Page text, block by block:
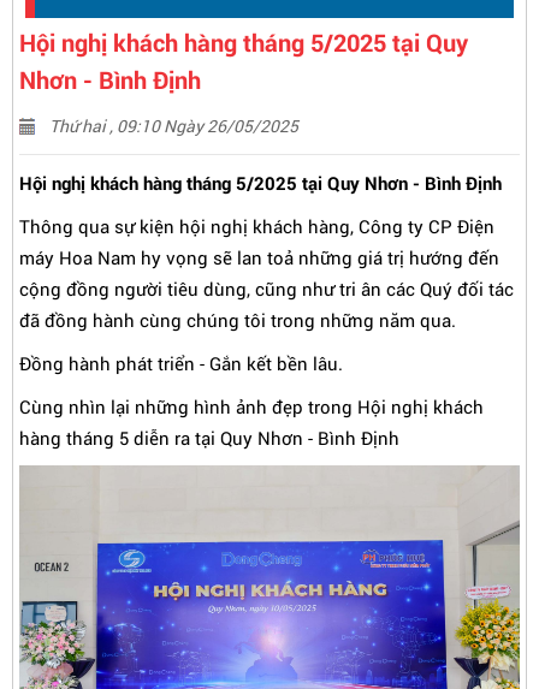
Hội nghị khách hàng tháng 5/2025 tại Quy
Nhơn - Bình Định
Thứ hai , 09:10 Ngày 26/05/2025
Hội nghị khách hàng tháng 5/2025 tại Quy Nhơn - Bình Định
Thông qua sự kiện hội nghị khách hàng, Công ty CP Điện
máy Hoa Nam hy vọng sẽ lan toả những giá trị hướng đến
cộng đồng người tiêu dùng, cũng như tri ân các Quý đối tác
đã đồng hành cùng chúng tôi trong những năm qua.
Đồng hành phát triển - Gắn kết bền lâu.
Cùng nhìn lại những hình ảnh đẹp trong Hội nghị khách
hàng tháng 5 diễn ra tại Quy Nhơn - Bình Định